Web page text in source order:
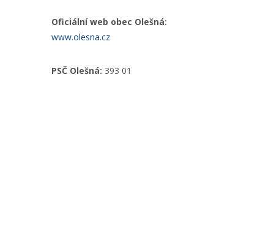
Oficiální web obec Olešná:
www.olesna.cz
PSČ Olešná: 393 01